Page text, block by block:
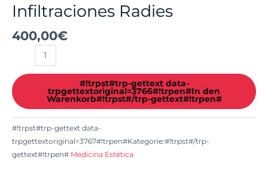
Infiltraciones Radies
400,00€
#!trpst#trp-gettext data-
trpgettextoriginal=3766#!trpen#In den
Warenkorb#!trpst#/trp-gettext#!trpen#
#!trpst#trp-gettext data-
trpgettextoriginal=3767#!trpen#Kategorie:#!trpst#/trp-
gettext#!trpen# Medicina Estética